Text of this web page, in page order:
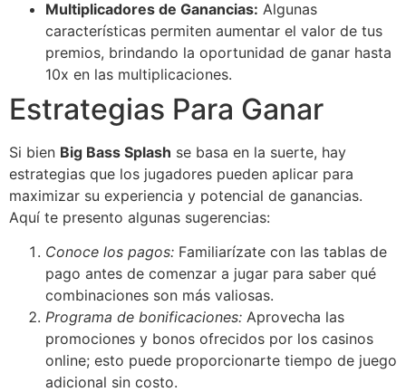
Multiplicadores de Ganancias: Algunas
características permiten aumentar el valor de tus
premios, brindando la oportunidad de ganar hasta
10x en las multiplicaciones.
Estrategias Para Ganar
Si bien Big Bass Splash se basa en la suerte, hay
estrategias que los jugadores pueden aplicar para
maximizar su experiencia y potencial de ganancias.
Aquí te presento algunas sugerencias:
Conoce los pagos: Familiarízate con las tablas de
pago antes de comenzar a jugar para saber qué
combinaciones son más valiosas.
Programa de bonificaciones: Aprovecha las
promociones y bonos ofrecidos por los casinos
online; esto puede proporcionarte tiempo de juego
adicional sin costo.